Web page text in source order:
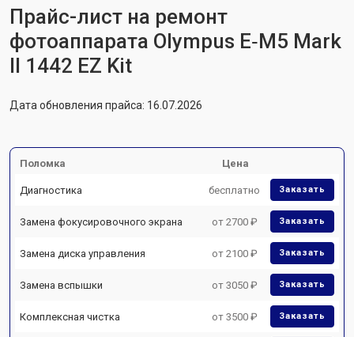
Прайс-лист на ремонт
фотоаппарата Olympus E‑M5 Mark
II 1442 EZ Kit
Дата обновления прайса: 16.07.2026
Поломка Цена
Диагностика бесплатно Заказать
Замена фокусировочного экрана от 2700 ₽ Заказать
Замена диска управления от 2100 ₽ Заказать
Замена вспышки от 3050 ₽ Заказать
Комплексная чистка от 3500 ₽ Заказать